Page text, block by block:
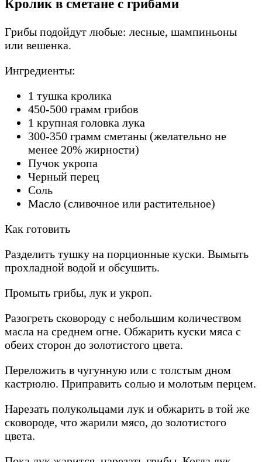
Кролик в сметане с грибами
Грибы подойдут любые: лесные, шампиньоны
или вешенка.
Ингредиенты:
1 тушка кролика
450-500 грамм грибов
1 крупная головка лука
300-350 грамм сметаны (желательно не
менее 20% жирности)
Пучок укропа
Черный перец
Соль
Масло (сливочное или растительное)
Как готовить
Разделить тушку на порционные куски. Вымыть
прохладной водой и обсушить.
Промыть грибы, лук и укроп.
Разогреть сковороду с небольшим количеством
масла на среднем огне. Обжарить куски мяса с
обеих сторон до золотистого цвета.
Переложить в чугунную или с толстым дном
кастрюлю. Приправить солью и молотым перцем.
Нарезать полукольцами лук и обжарить в той же
сковороде, что жарили мясо, до золотистого
цвета.